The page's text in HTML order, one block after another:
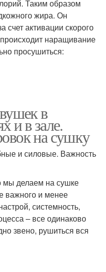
Таким образом
жира. Он
счет активации скорого
наращивание
просушиться:
в
и в зале.
на сушку
и силовые. Важность
мы делаем на сушке
важного и менее
системность,
– все одинаково
звено, рушиться вся